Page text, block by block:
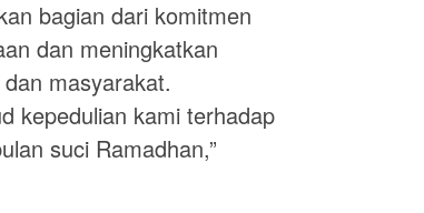
bagian dari komitmen
dan meningkatkan
masyarakat.
kepedulian kami terhadap
suci Ramadhan,”